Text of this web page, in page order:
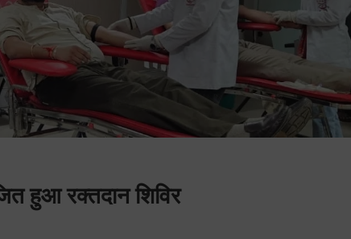
हुआ रक्तदान शिविर